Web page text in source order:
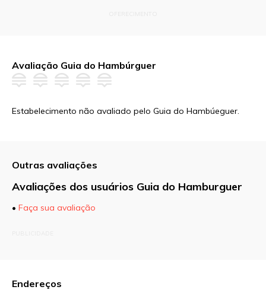
Avaliação Guia do Hambúrguer
Estabelecimento não avaliado pelo Guia do Hambúeguer.
Outras avaliações
Avaliações dos usuários Guia do Hamburguer
• Faça sua avaliação
Endereços